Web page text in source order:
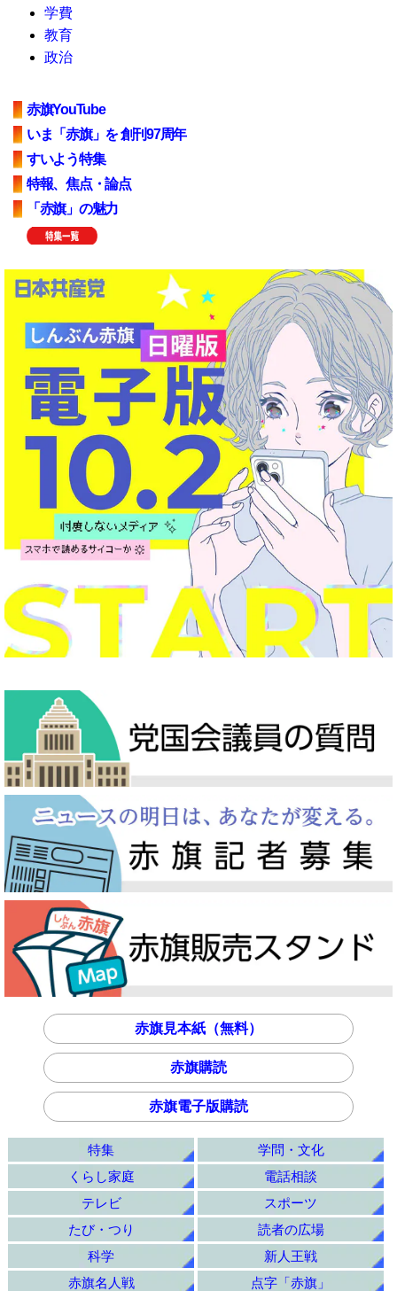
学費
教育
政治
赤旗YouTube
いま「赤旗」を 創刊97周年
すいよう特集
特報、焦点・論点
「赤旗」の魅力
赤旗見本紙（無料）
赤旗購読
赤旗電子版購読
特集
学問・文化
くらし家庭
電話相談
テレビ
スポーツ
たび・つり
読者の広場
科学
新人王戦
赤旗名人戦
点字「赤旗」